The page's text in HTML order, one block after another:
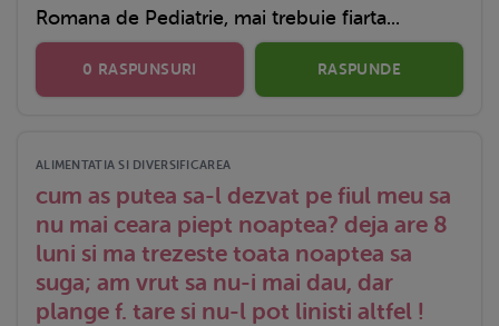
Romana de Pediatrie, mai trebuie fiarta...
0 RASPUNSURI RASPUNDE
ALIMENTATIA SI DIVERSIFICAREA
cum as putea sa-l dezvat pe fiul meu sa
nu mai ceara piept noaptea? deja are 8
luni si ma trezeste toata noaptea sa
suga; am vrut sa nu-i mai dau, dar
plange f. tare si nu-l pot linisti altfel !